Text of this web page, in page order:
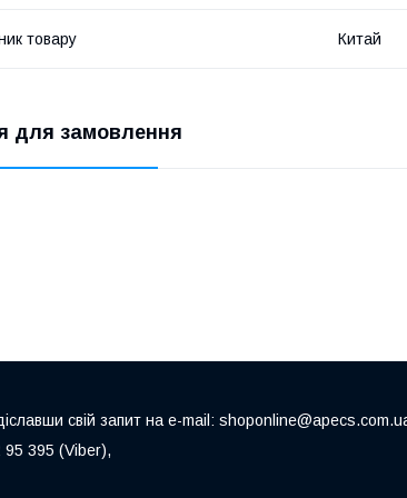
товару Китай
для замовлення
свій запит на e-mail:
395 (Viber),